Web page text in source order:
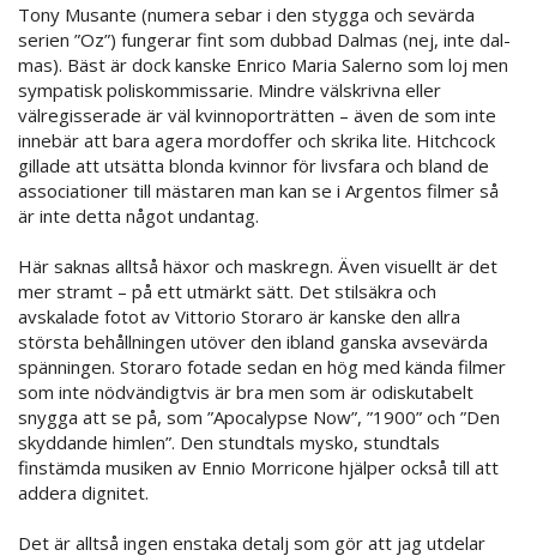
Tony Musante (numera sebar i den stygga och sevärda
serien ”Oz”) fungerar fint som dubbad Dalmas (nej, inte dal-
mas). Bäst är dock kanske Enrico Maria Salerno som loj men
sympatisk poliskommissarie. Mindre välskrivna eller
välregisserade är väl kvinnoporträtten – även de som inte
innebär att bara agera mordoffer och skrika lite. Hitchcock
gillade att utsätta blonda kvinnor för livsfara och bland de
associationer till mästaren man kan se i Argentos filmer så
är inte detta något undantag.
Här saknas alltså häxor och maskregn. Även visuellt är det
mer stramt – på ett utmärkt sätt. Det stilsäkra och
avskalade fotot av Vittorio Storaro är kanske den allra
största behållningen utöver den ibland ganska avsevärda
spänningen. Storaro fotade sedan en hög med kända filmer
som inte nödvändigtvis är bra men som är odiskutabelt
snygga att se på, som ”Apocalypse Now”, ”1900” och ”Den
skyddande himlen”. Den stundtals mysko, stundtals
finstämda musiken av Ennio Morricone hjälper också till att
addera dignitet.
Det är alltså ingen enstaka detalj som gör att jag utdelar